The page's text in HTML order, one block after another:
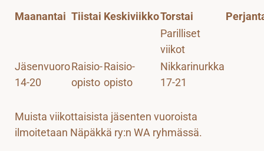
Maanantai Tiistai KeskiviikkoTorstai
Parilliset
viikot
Jäsenvuoro
14-20
Raisio-
opisto
Raisio-
opisto
Nikkarinurkka
17-21
Muista viikottaisista jäsenten vuoroista
ilmoitetaan Näpäkkä ry:n WA ryhmässä.